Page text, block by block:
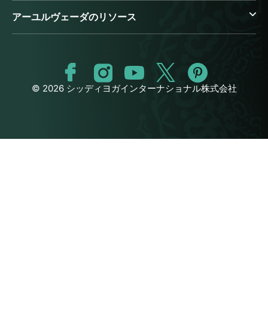
アーユルヴェーダのリソース
© 2026 シッディヨガインターナショナル株式会社